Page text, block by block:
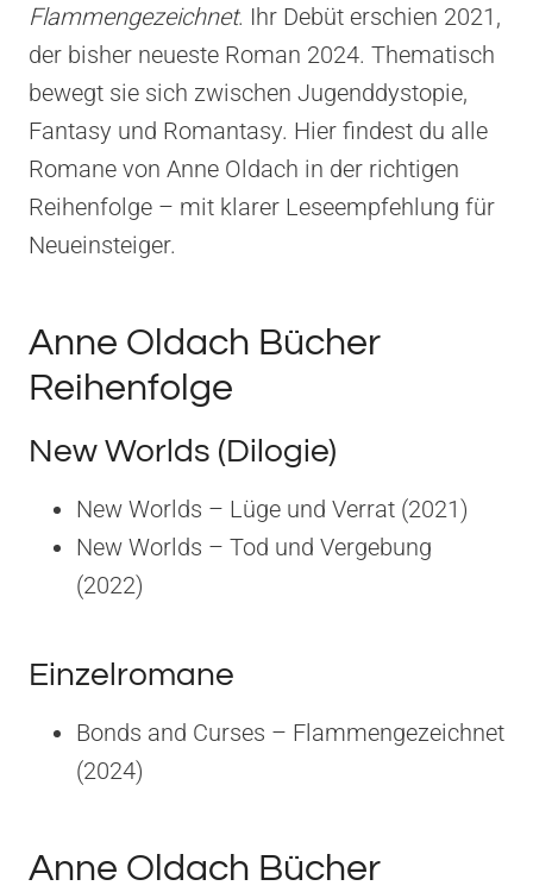
Flammengezeichnet. Ihr Debüt erschien 2021,
der bisher neueste Roman 2024. Thematisch
bewegt sie sich zwischen Jugenddystopie,
Fantasy und Romantasy. Hier findest du alle
Romane von Anne Oldach in der richtigen
Reihenfolge – mit klarer Leseempfehlung für
Neueinsteiger.
Anne Oldach Bücher
Reihenfolge
New Worlds (Dilogie)
New Worlds – Lüge und Verrat (2021)
New Worlds – Tod und Vergebung
(2022)
Einzelromane
Bonds and Curses – Flammengezeichnet
(2024)
Anne Oldach Bücher